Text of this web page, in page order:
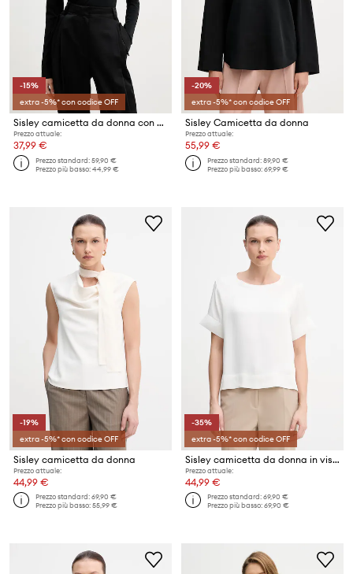
-15%
extra -5%* con codice OFF
Sisley camicetta da donna con viscosa
Prezzo attuale:
37,99 €
Prezzo standard:59,90 €
Prezzo più basso:44,99 €
-20%
extra -5%* con codice OFF
Sisley Camicetta da donna
Prezzo attuale:
55,99 €
Prezzo standard:89,90 €
Prezzo più basso:69,99 €
-19%
extra -5%* con codice OFF
Sisley camicetta da donna
Prezzo attuale:
44,99 €
Prezzo standard:69,90 €
Prezzo più basso:55,99 €
-35%
extra -5%* con codice OFF
Sisley camicetta da donna in viscosa
Prezzo attuale:
44,99 €
Prezzo standard:69,90 €
Prezzo più basso:69,90 €